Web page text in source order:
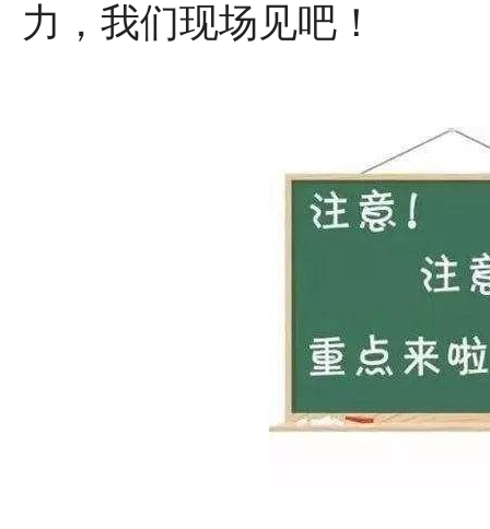
力，我们现场见吧！